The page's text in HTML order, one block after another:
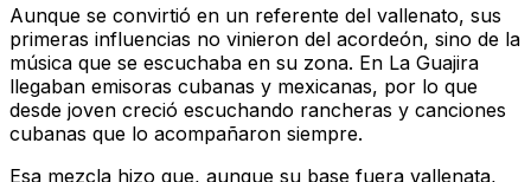
Aunque se convirtió en un referente del vallenato, sus
primeras influencias no vinieron del acordeón, sino de la
música que se escuchaba en su zona. En La Guajira
llegaban emisoras cubanas y mexicanas, por lo que
desde joven creció escuchando rancheras y canciones
cubanas que lo acompañaron siempre.
Esa mezcla hizo que, aunque su base fuera vallenata,